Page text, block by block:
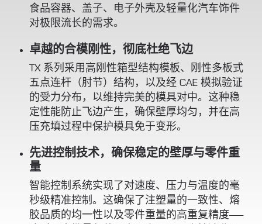
食品容器、盖子、电子外壳及轻量化汽车饰件
对极限流长的需求。
卓越的合模刚性，彻底杜绝飞边
TX 系列采用高刚性箱型结构模板、刚性多板式
五点连杆（肘节）结构，以及经 CAE 模拟验证
的受力分布，以维持完美的模具对中。这种稳
定性能防止飞边产生，确保壁厚均匀，并在高
压充填过程中保护模具免于变形。
先进控制技术，确保稳定的壁厚与零件重
量
智能控制系统实现了对速度、压力与温度的毫
秒级精准控制。这确保了注塑量的一致性、熔
胶品质的均一性以及零件重量的高重复精度——